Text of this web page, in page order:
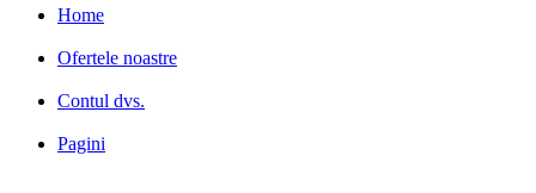
Home
Ofertele noastre
Contul dvs.
Pagini